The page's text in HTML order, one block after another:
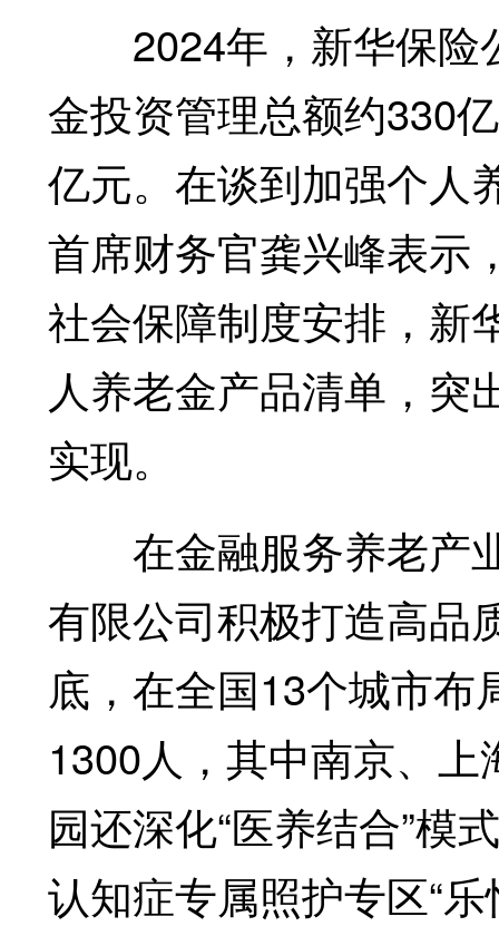
2024年，新华保险
金投资管理总额约330
亿元。在谈到加强个人
首席财务官龚兴峰表示
社会保障制度安排，新
人养老金产品清单，突
实现。
在金融服务养老产
有限公司积极打造高品
底，在全国13个城市
1300人，其中南京、
园还深化“医养结合”模
认知症专属照护专区“